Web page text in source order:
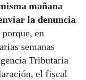
mañana
la denuncia
en
semanas
Tributaria
el fiscal